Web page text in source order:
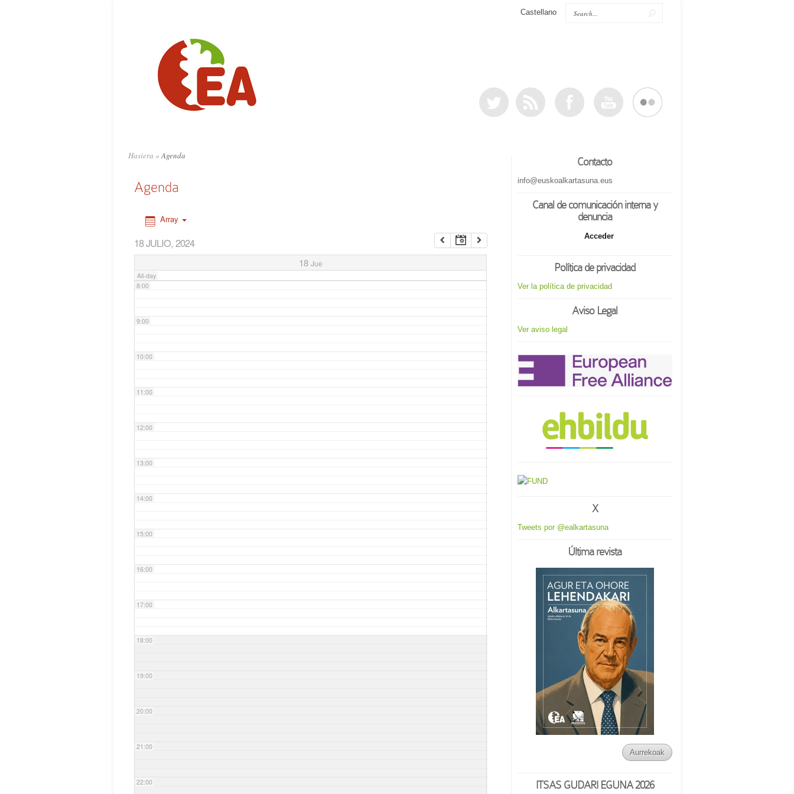
Castellano
Hasiera »Agenda
Agenda
Array
18 JULIO, 2024
18 Jue
All-day
6:00
8:00
9:00
10:00
11:00
12:00
13:00
14:00
15:00
16:00
17:00
18:00
19:00
20:00
21:00
22:00
Contacto
info@euskoalkartasuna.eus
Canal de comunicación interna y
denuncia
Acceder
Política de privacidad
Ver la política de privacidad
Aviso Legal
Ver aviso legal
X
Tweets por @ealkartasuna
Última revista
Aurrekoak
ITSAS GUDARI EGUNA 2026